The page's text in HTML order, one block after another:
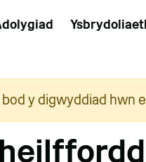
y digwyddiad hwn